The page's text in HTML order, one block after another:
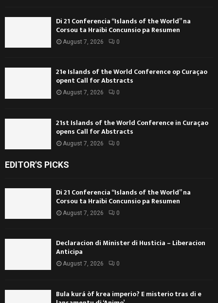
Di 21 Conferencia “Islands of the World” na
Corsou ta Hraibi Concunsio pa Resumen
August 7, 2026 0
21e Islands of the World Conference op Curaçao
opent Call for Abstracts
August 7, 2026 0
21st Islands of the World Conference in Curaçao
opens Call for Abstracts
August 7, 2026 0
EDITOR'S PICKS
Di 21 Conferencia “Islands of the World” na
Corsou ta Hraibi Concunsio pa Resumen
August 7, 2026 0
Declaracion di Minister di Husticia – Liberacion
Anticipa
August 7, 2026 0
Bula kurá òf krea imperio? E misterio tras di e